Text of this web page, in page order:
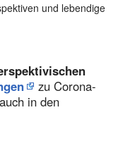
und lebendige
zu Corona-
in den